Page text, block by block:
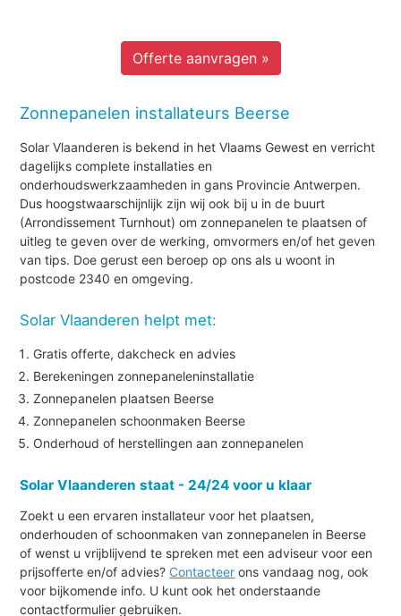
Offerte aanvragen »
Zonnepanelen installateurs Beerse
Solar Vlaanderen is bekend in het Vlaams Gewest en verricht
dagelijks complete installaties en
onderhoudswerkzaamheden in gans Provincie Antwerpen.
Dus hoogstwaarschijnlijk zijn wij ook bij u in de buurt
(Arrondissement Turnhout) om zonnepanelen te plaatsen of
uitleg te geven over de werking, omvormers en/of het geven
van tips. Doe gerust een beroep op ons als u woont in
postcode 2340 en omgeving.
Solar Vlaanderen helpt met:
Gratis offerte, dakcheck en advies
Berekeningen zonnepaneleninstallatie
Zonnepanelen plaatsen Beerse
Zonnepanelen schoonmaken Beerse
Onderhoud of herstellingen aan zonnepanelen
Solar Vlaanderen staat - 24/24 voor u klaar
Zoekt u een ervaren installateur voor het plaatsen,
onderhouden of schoonmaken van zonnepanelen in Beerse
of wenst u vrijblijvend te spreken met een adviseur voor een
prijsofferte en/of advies? Contacteer ons vandaag nog, ook
voor bijkomende info. U kunt ook het onderstaande
contactformulier gebruiken.